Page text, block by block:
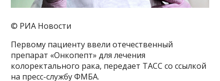
© РИА Новости
Первому пациенту ввели отечественный
препарат «Онкопепт» для лечения
колоректального рака, передает ТАСС со ссылкой
на пресс-службу ФМБА.